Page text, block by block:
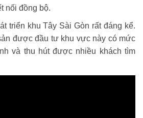
nối đồng bộ.
triển khu Tây Sài Gòn rất đáng kể.
được đầu tư khu vực này có mức
và thu hút được nhiều khách tìm